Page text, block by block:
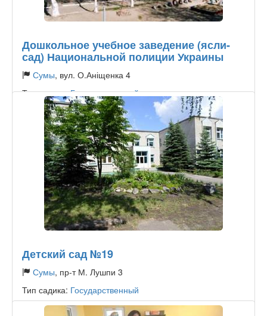
Дошкольное учебное заведение (ясли-
сад) Национальной полиции Украины
Сумы, вул. О.Аніщенка 4
Тип садика:Государственный
Детский сад №19
Сумы, пр-т М. Лушпи 3
Тип садика: Государственный